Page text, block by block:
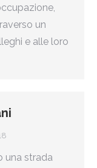
un
e alle loro
una strada